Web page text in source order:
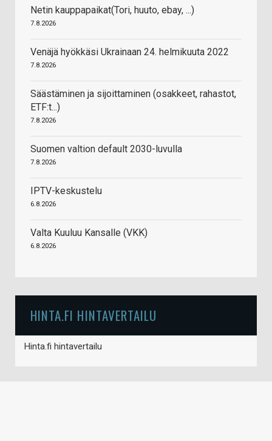
Netin kauppapaikat(Tori, huuto, ebay, ...)
7.8.2026
Venäjä hyökkäsi Ukrainaan 24. helmikuuta 2022
7.8.2026
Säästäminen ja sijoittaminen (osakkeet, rahastot,
ETF:t...)
7.8.2026
Suomen valtion default 2030-luvulla
7.8.2026
IPTV-keskustelu
6.8.2026
Valta Kuuluu Kansalle (VKK)
6.8.2026
HINTA.FI HINTAVERTAILU
Hinta.fi hintavertailu